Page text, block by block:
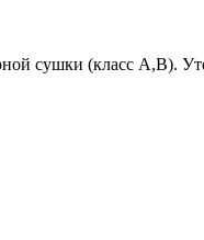
сушки (класс А,В).